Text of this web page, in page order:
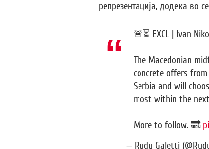
репрезентација, додека во
🚨⏳ EXCL | Ivan
The Macedonian
concrete offers from
Serbia and will
most within the
More to follow. 🔜
— Rudy Galetti